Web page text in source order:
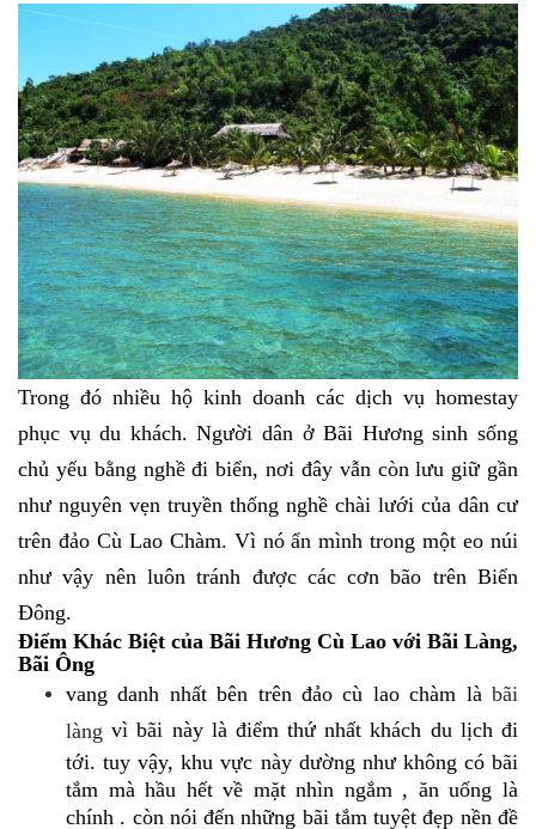
Trong đó nhiều hộ kinh doanh các dịch vụ homestay
phục vụ du khách. Người dân ở Bãi Hương sinh sống
chủ yếu bằng nghề đi biển, nơi đây vẫn còn lưu giữ gần
như nguyên vẹn truyền thống nghề chài lưới của dân cư
trên đảo Cù Lao Chàm. Vì nó ẩn mình trong một eo núi
như vậy nên luôn tránh được các cơn bão trên Biển
Đông.
Điểm Khác Biệt của Bãi Hương Cù Lao với Bãi Làng,
Bãi Ông
vang danh nhất bên trên đảo cù lao chàm là bãi
làng vì bãi này là điểm thứ nhất khách du lịch đi
tới. tuy vậy, khu vực này dường như không có bãi
tắm mà hầu hết về mặt nhìn ngắm , ăn uống là
chính . còn nói đến những bãi tắm tuyệt đẹp nền đề